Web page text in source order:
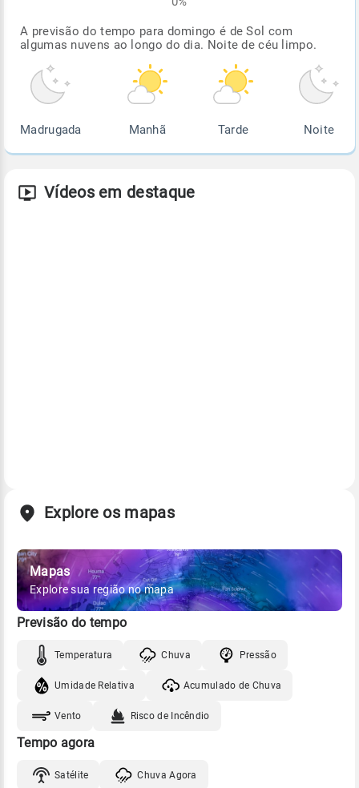
A previsão do tempo para domingo é de Sol com
algumas nuvens ao longo do dia. Noite de céu limpo.
Madrugada Manhã Tarde Noite
Vídeos em destaque
Explore os mapas
Mapas
Explore sua região no mapa
Previsão do tempo
Temperatura Chuva Pressão
Umidade Relativa Acumulado de Chuva
Vento Risco de Incêndio
Tempo agora
Satélite Chuva Agora